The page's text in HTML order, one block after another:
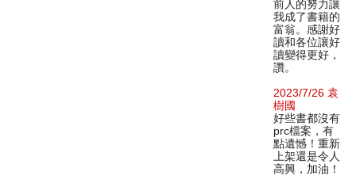
前人的努力讓
我成了書籍的
富翁。感謝好
讀和各位讓好
讀變得更好，
讚。
2023/7/26 袁
樹國
好些書都沒有
prc檔案，有
點遺憾！重新
上架還是令人
高興，加油！